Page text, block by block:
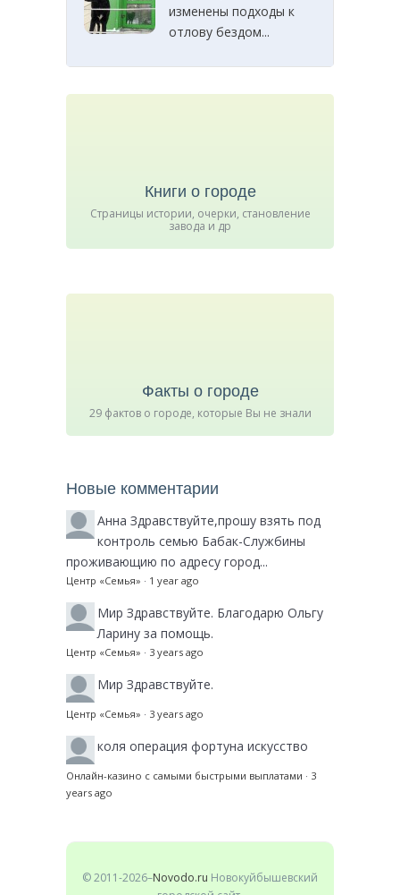
изменены подходы к
отлову бездом...
Книги о городе
Страницы истории, очерки, становление
завода и др
Факты о городе
29 фактов о городе, которые Вы не знали
Новые комментарии
Анна Здравствуйте,прошу взять под
контроль семью Бабак-Службины
проживающию по адресу город...
Центр «Семья» · 1 year ago
Мир Здравствуйте. Благодарю Ольгу
Ларину за помощь.
Центр «Семья» · 3 years ago
Мир Здравствуйте.
Центр «Семья» · 3 years ago
коля операция фортуна искусство
Онлайн-казино с самыми быстрыми выплатами · 3
years ago
© 2011-2026–Novodo.ru Новокуйбышевский